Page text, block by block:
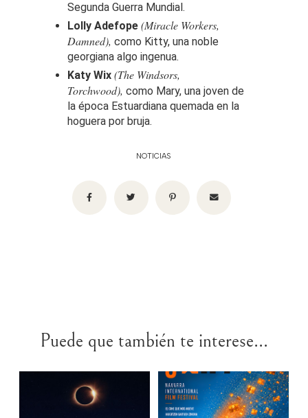
Segunda Guerra Mundial.
Lolly Adefope (Miracle Workers,
Damned), como Kitty, una noble
georgiana algo ingenua.
Katy Wix (The Windsors,
Torchwood), como Mary, una joven de
la época Estuardiana quemada en la
hoguera por bruja.
NOTICIAS
Puede que también te interese...